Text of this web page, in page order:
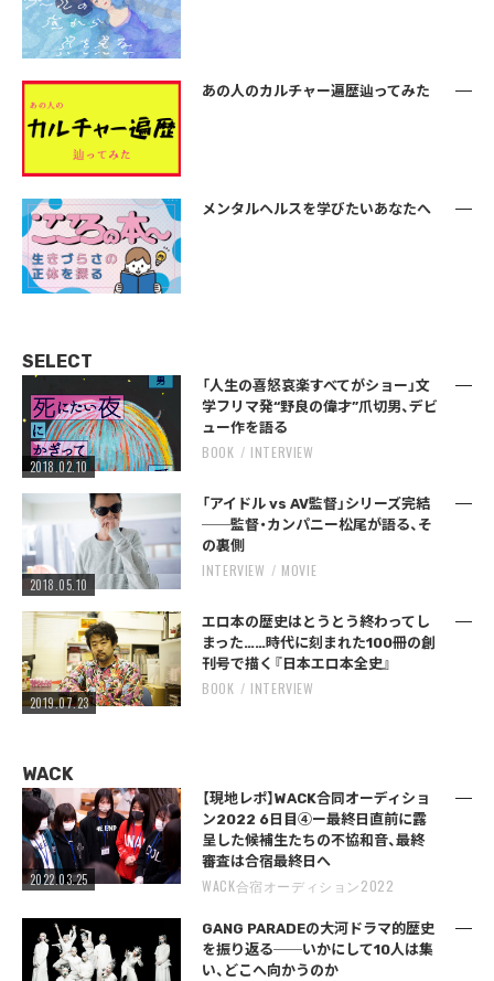
あの人のカルチャー遍歴辿ってみた
メンタルヘルスを学びたいあなたへ
SELECT
2018.02.10
「人生の喜怒哀楽すべてがショー」文
学フリマ発“野良の偉才”爪切男、デビ
ュー作を語る
BOOK INTERVIEW
2018.05.10
「アイドル vs AV監督」シリーズ完結
──監督・カンパニー松尾が語る、そ
の裏側
INTERVIEW MOVIE
2019.07.23
エロ本の歴史はとうとう終わってし
まった……時代に刻まれた100冊の創
刊号で描く『日本エロ本全史』
BOOK INTERVIEW
WACK
2022.03.25
【現地レポ】WACK合同オーディショ
ン2022 6日目④ー最終日直前に露
呈した候補生たちの不協和音、最終
審査は合宿最終日へ
WACK合宿オーディション2022
GANG PARADEの大河ドラマ的歴史
を振り返る──いかにして10人は集
い、どこへ向かうのか